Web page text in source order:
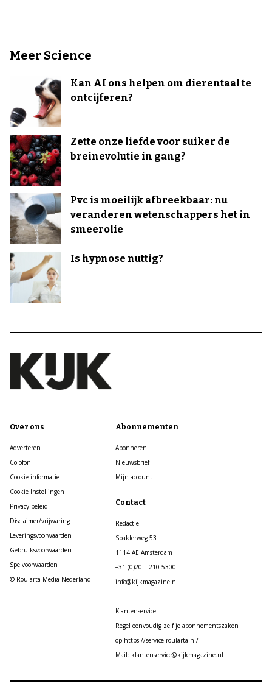
Meer Science
Kan AI ons helpen om dierentaal te
ontcijferen?
Zette onze liefde voor suiker de
breinevolutie in gang?
Pvc is moeilijk afbreekbaar: nu
veranderen wetenschappers het in
smeerolie
Is hypnose nuttig?
Over ons
Adverteren
Colofon
Cookie informatie
Cookie Instellingen
Privacy beleid
Disclaimer/vrijwaring
Leveringsvoorwaarden
Gebruiksvoorwaarden
Spelvoorwaarden
© Roularta Media Nederland
Abonnementen
Abonneren
Nieuwsbrief
Mijn account
Contact
Redactie
Spaklerweg 53
1114 AE Amsterdam
+31 (0)20 – 210 5300
info@kijkmagazine.nl
Klantenservice
Regel eenvoudig zelf je abonnementszaken
op https://service.roularta.nl/
Mail: klantenservice@kijkmagazine.nl